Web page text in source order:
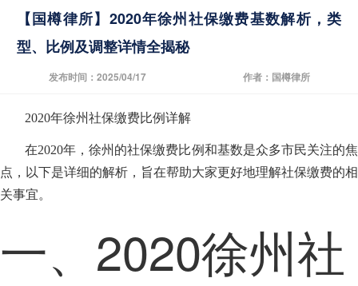
【国樽律所】2020年徐州社保缴费基数解析，类
型、比例及调整详情全揭秘
发布时间：2025/04/17 作者：国樽律所
2020年徐州社保缴费比例详解
在2020年，徐州的社保缴费比例和基数是众多市民关注的焦
点，以下是详细的解析，旨在帮助大家更好地理解社保缴费的相
关事宜。
一、2020徐州社